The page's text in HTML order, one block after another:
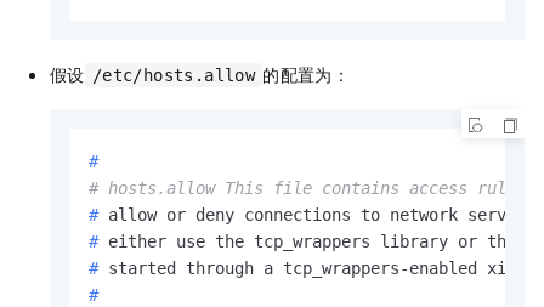
假设 /etc/hosts.allow 的配置为：
#
# hosts.allow This file contains access rules
# allow or deny connections to network
# either use the tcp_wrappers library or that
# started through a tcp_wrappers-enabled
#